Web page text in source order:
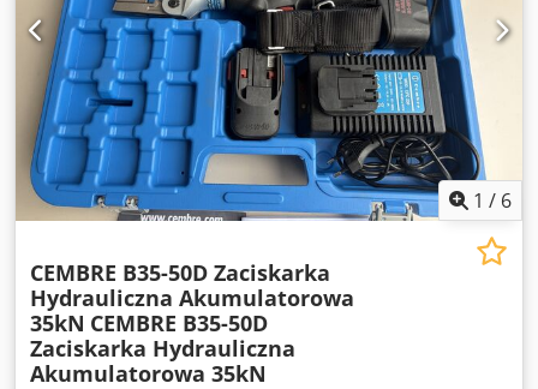
1 / 6
CEMBRE B35-50D Zaciskarka
Hydrauliczna Akumulatorowa
35kN CEMBRE B35-50D
Zaciskarka Hydrauliczna
Akumulatorowa 35kN